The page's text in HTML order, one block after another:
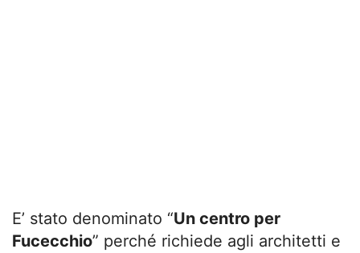
E’ stato denominato “Un centro per
Fucecchio” perché richiede agli architetti e